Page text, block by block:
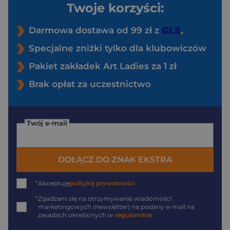
Twoje korzyści:
Darmowa dostawa od 99 zł z
Specjalne zniżki tylko dla klubowiczów
Pakiet zakładek Art Ladies za 1 zł
Brak opłat za uczestnictwo
Twój e-mail
DOŁĄCZ DO ZNAK EKSTRA
*Akceptujępolitykę prywatności
*Zgadzam się na otrzymywanie wiadomości
marketingowych (newsletter) na podany e-mail na
zasadach określonych w regulaminie.